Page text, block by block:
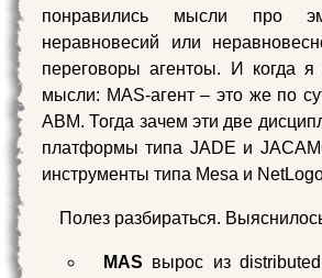
понравились мысли про
неравновесий или
переговоры агентоы. И когда
мысли: MAS-агент – это же по
ABM. Тогда зачем эти две
платформы типа JADE и
инструменты типа Mesa и
Полез разбираться.
MAS вырос из